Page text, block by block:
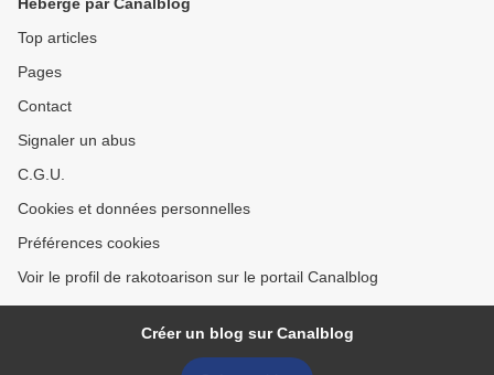
Top articles
Pages
Contact
Signaler un abus
C.G.U.
Cookies et données personnelles
Préférences cookies
Voir le profil de rakotoarison sur le portail Canalblog
Créer un blog sur Canalblog